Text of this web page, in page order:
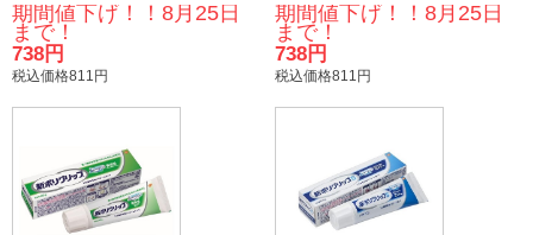
期間値下げ！！8月25日
まで！
738円
税込価格811円
期間値下げ！！8月25日
まで！
738円
税込価格811円